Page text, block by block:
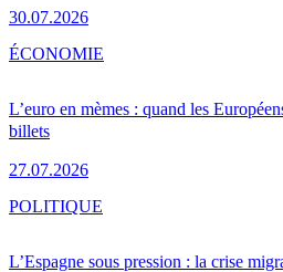
30.07.2026
L’euro en mèmes : quand les
billets
27.07.2026
ÉCONOMIE
L’Espagne sous pression : la crise
POLITIQUE